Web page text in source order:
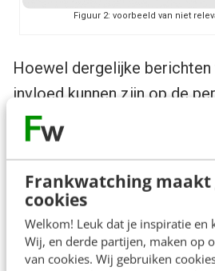
Frankwatching
cookies
Welkom! Leuk dat je inspiratie en
Wij, en derde partijen, maken op
van cookies. Wij gebruiken
Figuur 2: voorbeeld van niet
Hoewel dergelijke
invloed kunnen zijn op de
een organisatie, vinden we
naast de algemene
relevante variant op te
wordt duidelijk hoeveel
plaatsvinden rondom
aan (commerciële)